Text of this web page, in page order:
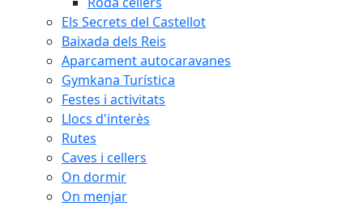
Els Secrets del Castellot
Baixada dels Reis
Aparcament autocaravanes
Gymkana Turística
Festes i activitats
Llocs d'interès
Rutes
Caves i cellers
On dormir
On menjar